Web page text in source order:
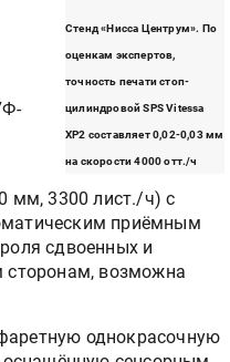
Стенд «Нисса Центрум». По
оценкам экспертов,
точность печати стоп-
цилиндровой SPS Vitessa
XP2 составляет 0,02-0,03 мм
на скорости 4000 отт./ч
мм, 3300 лист./ч) с
приёмным
сдвоенных и
сторонам, возможна
однокрасочную